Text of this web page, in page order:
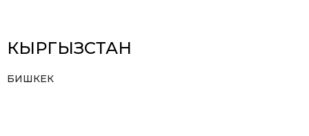
КЫРГЫЗСТАН
БИШКЕК